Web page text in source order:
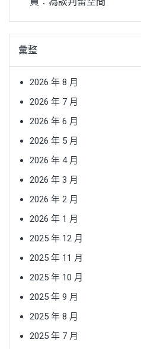
彙整
2026 年 8 月
2026 年 7 月
2026 年 6 月
2026 年 5 月
2026 年 4 月
2026 年 3 月
2026 年 2 月
2026 年 1 月
2025 年 12 月
2025 年 11 月
2025 年 10 月
2025 年 9 月
2025 年 8 月
2025 年 7 月